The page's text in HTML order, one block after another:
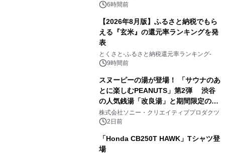
スの2施設で
6時間前
【2026年8月版】ふるさと納税でもら
える『玄米』の還元率ランキングを発
表
とくさと-ふるさと納税還元率ランキング-
9時間前
スヌーピーの湯が登場！ 「サウナのあ
とに楽しむPEANUTS」第2弾 渋谷
の人気銭湯「改良湯」と期間限定のコ
ラボレーション サウナイキタイコラ
ボグッズも発売決定！
株式会社ソニー・クリエイティブプロダクツ
2日前
「Honda CB250T HAWK」Tシャツ登
場